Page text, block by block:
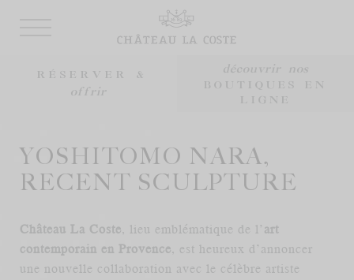
découvrir nos
BOUTIQUES EN
LIGNE
RÉSERVER &
offrir
YOSHITOMO NARA,
RECENT SCULPTURE
Château La Coste, lieu emblématique de l’ art
contemporain en Provence, est heureux d’annoncer
une nouvelle collaboration avec le célèbre artiste